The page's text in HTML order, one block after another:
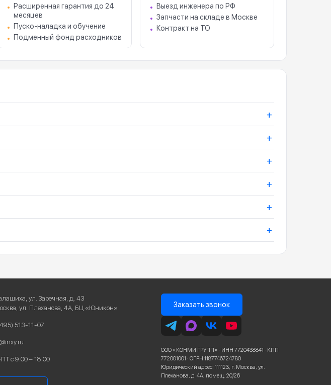
Расширенная гарантия до 24
месяцев
Пуско-наладка и обучение
Подменный фонд расходников
Выезд инженера по РФ
Запчасти на складе в Москве
Контракт на ТО
+
+
+
+
+
+
ул. Заречная, д. 43
ул. Плеханова, 4А, БЦ «Юникон»
513-11-07
с 9.00 – 18.00
Заказать звонок
ООО «КОНМИ ГРУПП» · ИНН 7720438841 · КПП
772001001 · ОГРН 1187746724780
Юридический адрес: 111123, г. Москва, ул.
Плеханова, д. 4А, помещ. 20/26